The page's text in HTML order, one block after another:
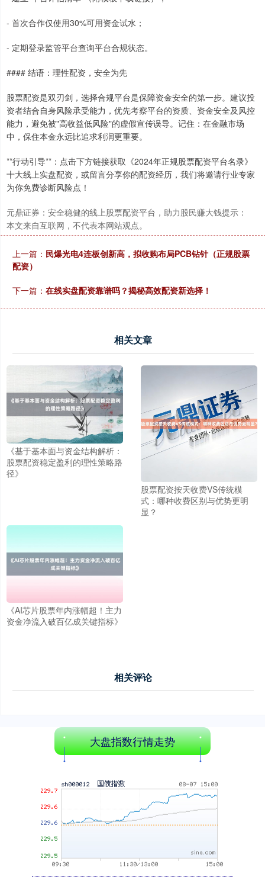
- 首次合作仅使用30%可用资金试水；
- 定期登录监管平台查询平台合规状态。
#### 结语：理性配资，安全为先
股票配资是双刃剑，选择合规平台是保障资金安全的第一步。建议投
资者结合自身风险承受能力，优先考察平台的资质、资金安全及风控
能力，避免被"高收益低风险"的虚假宣传误导。记住：在金融市场
中，保住本金永远比追求利润更重要。
**行动引导**：点击下方链接获取《2024年正规股票配资平台名录》
十大线上实盘配资，或留言分享你的配资经历，我们将邀请行业专家
为你免费诊断风险点！
元鼎证券：安全稳健的线上股票配资平台，助力股民赚大钱提示：
本文来自互联网，不代表本网站观点。
上一篇： 民爆光电4连板创新高，拟收购布局PCB钻针（正规股票
配资）
下一篇： 在线实盘配资靠谱吗？揭秘高效配资新选择！
相关文章
《基于基本面与资金结构解析：
股票配资稳定盈利的理性策略路
径》
股票配资按天收费VS传统模
式：哪种收费区别与优势更明
显？
《AI芯片股票年内涨幅超！主力
资金净流入破百亿成关键指标》
相关评论
大盘指数行情走势
上证综指 3940.04
深证成指 14311.01 +200.89 +1.42%
沪深300 4694.44 +43.13 +0.93%
北证50 1134.24 +11.37 +1.01%
国债指数 229.69 +0.04%